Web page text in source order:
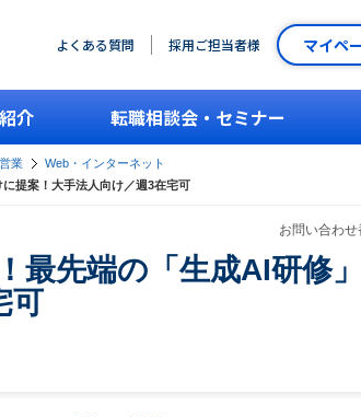
よくある質問 採用ご担当者様 マイペ
介 転職相談会・セミナー
業
Web・インターネット
提案！大手法人向け／週3在宅可
お問い合わ
最先端の「生成AI研修
可